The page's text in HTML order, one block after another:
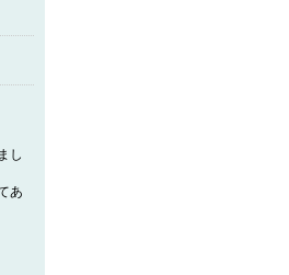
し
あ